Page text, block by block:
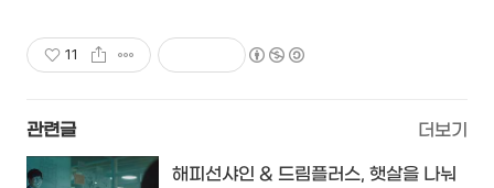
11
관련글 더보기
해피선샤인 & 드림플러스, 햇살을 나눠